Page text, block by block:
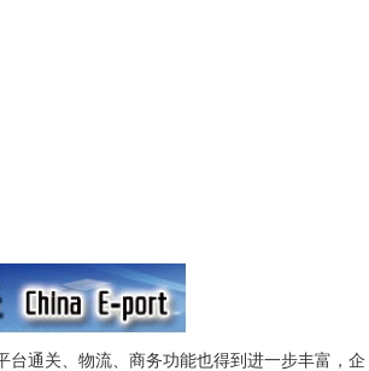
台通关、物流、商务功能也得到进一步丰富，企